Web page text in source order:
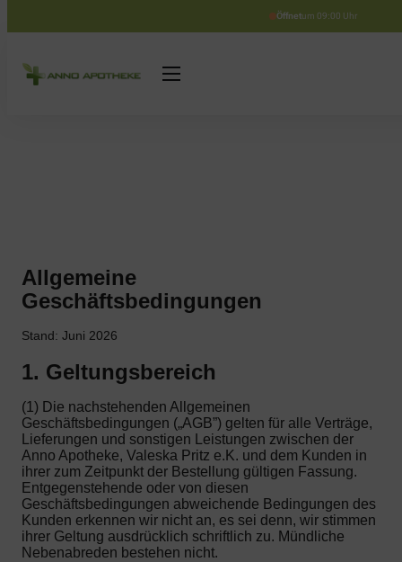
Öffnetum 09:00 Uhr
Allgemeine
Geschäftsbedingungen
Stand: Juni 2026
1. Geltungsbereich
(1) Die nachstehenden Allgemeinen
Geschäftsbedingungen („AGB”) gelten für alle Verträge,
Lieferungen und sonstigen Leistungen zwischen der
Anno Apotheke, Valeska Pritz e.K. und dem Kunden in
ihrer zum Zeitpunkt der Bestellung gültigen Fassung.
Entgegenstehende oder von diesen
Geschäftsbedingungen abweichende Bedingungen des
Kunden erkennen wir nicht an, es sei denn, wir stimmen
ihrer Geltung ausdrücklich schriftlich zu. Mündliche
Nebenabreden bestehen nicht.